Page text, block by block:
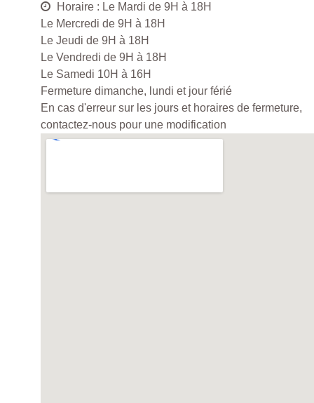
Horaire : Le Mardi de 9H à 18H
Le Mercredi de 9H à 18H
Le Jeudi de 9H à 18H
Le Vendredi de 9H à 18H
Le Samedi 10H à 16H
Fermeture dimanche, lundi et jour férié
En cas d'erreur sur les jours et horaires de fermeture,
contactez-nous pour une modification